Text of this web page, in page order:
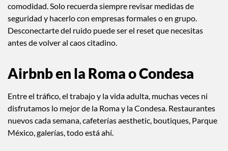
comodidad. Solo recuerda siempre revisar medidas de
seguridad y hacerlo con empresas formales o en grupo.
Desconectarte del ruido puede ser el reset que necesitas
antes de volver al caos citadino.
Airbnb en la Roma o Condesa
Entre el tráfico, el trabajo y la vida adulta, muchas veces ni
disfrutamos lo mejor de la Roma y la Condesa. Restaurantes
nuevos cada semana, cafeterías aesthetic, boutiques, Parque
México, galerías, todo está ahí.